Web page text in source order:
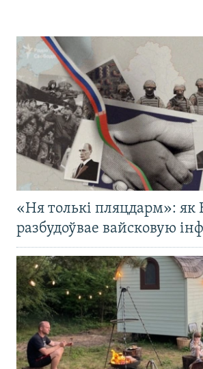
«Ня толькі пляцдарм»: як
разбудоўвае вайсковую